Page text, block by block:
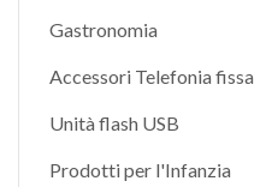
Gastronomia
Accessori Telefonia fissa
Unità flash USB
Prodotti per l'Infanzia